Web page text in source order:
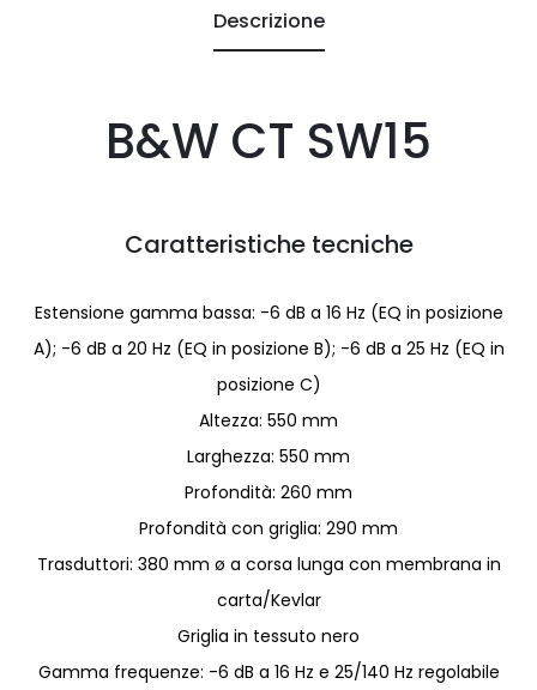
Descrizione
B&W CT SW15
Caratteristiche tecniche
Estensione gamma bassa: -6 dB a 16 Hz (EQ in posizione
A); -6 dB a 20 Hz (EQ in posizione B); -6 dB a 25 Hz (EQ in
posizione C)
Altezza: 550 mm
Larghezza: 550 mm
Profondità: 260 mm
Profondità con griglia: 290 mm
Trasduttori: 380 mm ø a corsa lunga con membrana in
carta/Kevlar
Griglia in tessuto nero
Gamma frequenze: -6 dB a 16 Hz e 25/140 Hz regolabile